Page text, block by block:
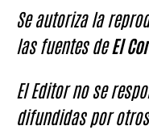
Se autoriza la
las fuentes deEl
El Editor no se
difundidas por